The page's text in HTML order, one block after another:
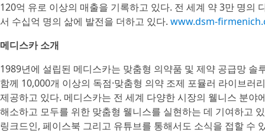
120억 유로 이상의 매출을 기록하고 있다. 전 세계 약 3만 명의
서 수십억 명의 삶에 발전을 더하고 있다. www.dsm-
메디스카 소개
1989년에 설립된 메디스카는 맞춤형 의약품 및 제약 공급망
함께 10,000개 이상의 독점·맞춤형 의약 조제 포뮬러 라이브
제공하고 있다. 메디스카는 전 세계 다양한 시장의 웰니스 분
해소하고 모두를 위한 맞춤형 웰니스를 실현하는 데 기여하고
링크드인, 페이스북 그리고 유튜브를 통해서도 소식을 접할 수